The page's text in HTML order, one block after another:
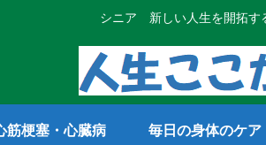
シニア 新しい人生を開拓す
筋梗塞・心臓病 毎日の身体のケア